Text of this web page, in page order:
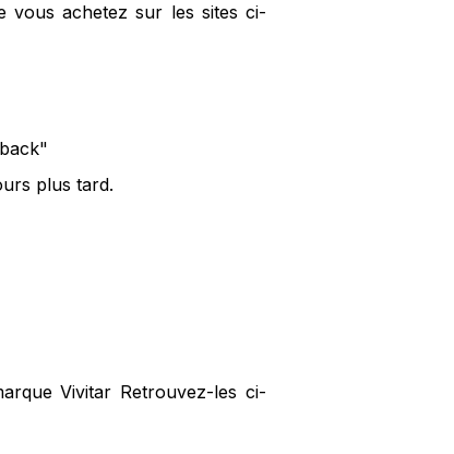
vous achetez sur les sites ci-
plus tard.
Vivitar Retrouvez-les ci-